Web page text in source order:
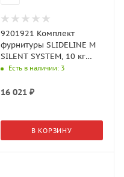
9201921 Комплект
фурнитуры SLIDELINE M
SILENT SYSTEM, 10 кг
(Хеттих)
Есть в наличии: 3
16 021₽
В КОРЗИНУ